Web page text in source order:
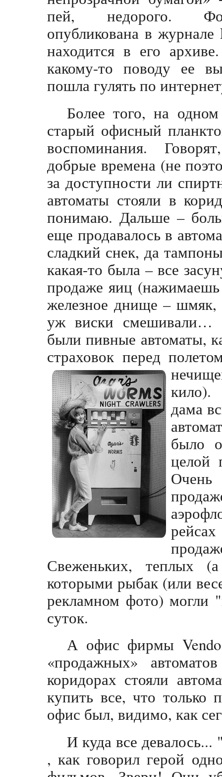
пей, недорого.
опубликована в
находится в его
какому-то поводу ее
пошла гулять по
Более того, на
старый офисный
воспоминания.
добрые времена (не
за доступности ли
автоматы стояли в
понимаю. Дальше –
еще продавалось в
сладкий снек, да
какая-то была – все
продаже яиц
железное днище –
уж виски смешивали…
были пивные автоматы,
страховок перед
кило).
дама
было
целой
Очень
Свеженьких, теплых
которыми рыбак (или
рекламном фото) могли
суток.
А офис фирмы Vendo
«продажных»
коридорах стояли
купить все, что
офис был, видимо, как
И куда все
, как говорил герой